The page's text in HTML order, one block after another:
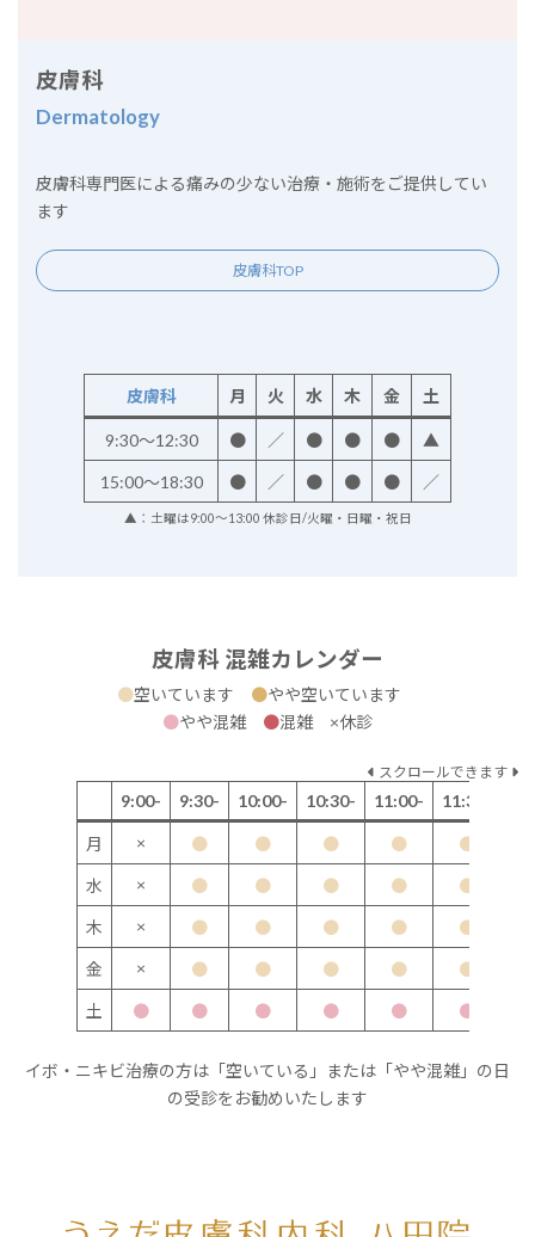
皮膚科
Dermatology
皮膚科専門医による痛みの少ない治療・施術をご提供してい
ます
皮膚科TOP
皮膚科 月 火 水 木 金 土
9:30～12:30 ● ／ ● ● ● ▲
15:00～18:30 ● ／ ● ● ● ／
▲：土曜は9:00～13:00 休診日/火曜・日曜・祝日
皮膚科 混雑カレンダー
●空いています ●やや空いています
●やや混雑 ●混雑 ×休診
スクロールできます
9:00- 9:30- 10:00- 10:30- 11:00- 11:30-
月 × ● ● ● ● ●
水 × ● ● ● ● ●
木 × ● ● ● ● ●
金 × ● ● ● ● ●
土 ● ● ● ● ● ●
イボ・ニキビ治療の方は「空いている」または「やや混雑」の日
の受診をお勧めいたします